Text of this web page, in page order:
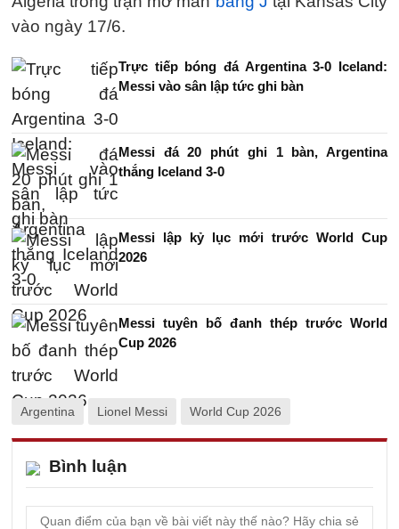
vào ngày 17/6.
Trực tiếp bóng đá Argentina 3-0 Iceland:
Messi vào sân lập tức ghi bàn
Messi đá 20 phút ghi 1 bàn, Argentina
thắng Iceland 3-0
Messi lập kỷ lục mới trước World Cup
2026
Messi tuyên bố đanh thép trước World
Cup 2026
Argentina Lionel Messi World Cup 2026
Bình luận